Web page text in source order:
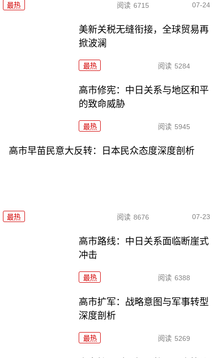
最热 阅读 6715 07-24
美新关税无缝衔接，全球贸易再
掀波澜
最热 阅读 5284
高市修宪：中日关系与地区和平
的致命威胁
最热 阅读 5945
高市早苗民意大反转：日本民众态度深度剖析
最热 阅读 8676 07-23
高市路线：中日关系面临断崖式
冲击
最热 阅读 6388
高市扩军：战略意图与军事转型
深度剖析
最热 阅读 5269